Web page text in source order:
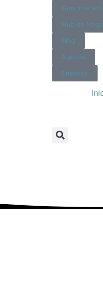
Guía
Hub de
Blog
Agenda
Empleos